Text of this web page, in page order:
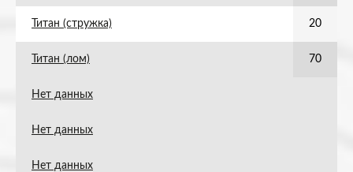
Титан (стружка) 20
Титан (лом) 70
Нет данных
Нет данных
Нет данных